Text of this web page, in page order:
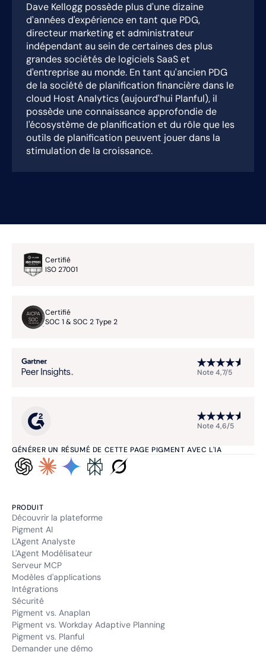
Dave Kellogg possède plus d'une dizaine
d'années d'expérience en tant que PDG,
directeur marketing et administrateur
indépendant au sein de certaines des plus
grandes sociétés de logiciels SaaS et
d'entreprise au monde. En tant qu'ancien PDG
de la société de planification financière dans le
cloud Host Analytics (aujourd'hui Planful), il
possède une connaissance approfondie de
l'écosystème de planification et du rôle que les
outils de planification peuvent jouer dans la
stimulation de la croissance.
GÉNÉRER UN RÉSUMÉ DE CETTE PAGE PIGMENT AVEC L'IA
Certifié
ISO 27001
Certifié
SOC 1 & SOC 2 Type 2
Note 4,7/5
Note 4,6/5
PRODUIT
Découvrir la plateforme
Pigment AI
L'Agent Analyste
L'Agent Modélisateur
Serveur MCP
Modèles d'applications
Intégrations
Sécurité
Pigment vs. Anaplan
Pigment vs. Workday Adaptive Planning
Pigment vs. Planful
Demander une démo